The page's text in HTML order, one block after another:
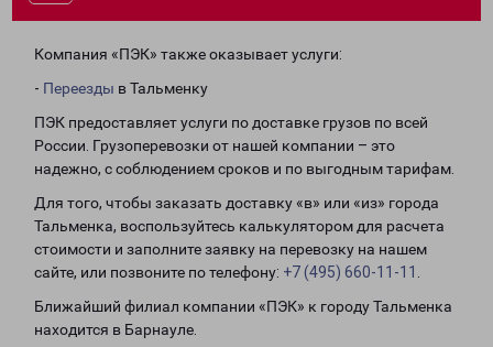
Компания «ПЭК» также оказывает услуги:
- Переезды в Тальменку
ПЭК предоставляет услуги по доставке грузов по всей
России. Грузоперевозки от нашей компании – это
надежно, с соблюдением сроков и по выгодным тарифам.
Для того, чтобы заказать доставку «в» или «из» города
Тальменка, воспользуйтесь калькулятором для расчета
стоимости и заполните заявку на перевозку на нашем
сайте, или позвоните по телефону: +7 (495) 660-11-11
Ближайший филиал компании «ПЭК» к городу Тальменка
находится в Барнауле.